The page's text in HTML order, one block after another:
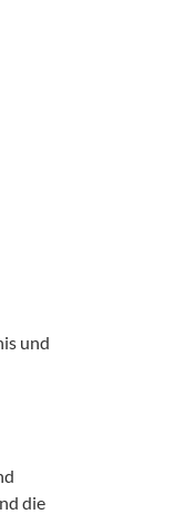
und
die